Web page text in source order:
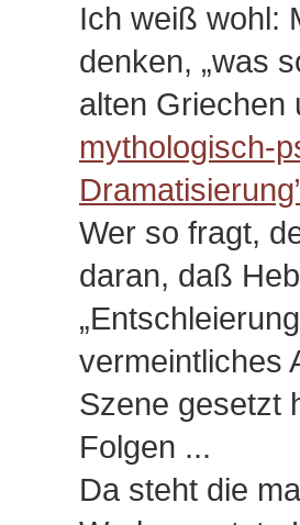
Ich weiß wohl:
denken, „was
alten
mythologisch-
Wer so fragt,
daran, daß
vermeintliches
Szene gesetzt
Folgen ...
Da steht die